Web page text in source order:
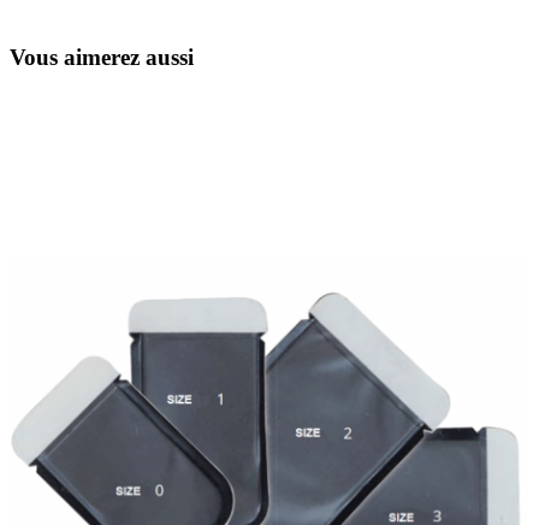
Vous aimerez aussi